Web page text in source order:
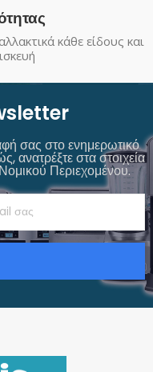
κάθε είδους και
σας στο ενημερωτικό
ανατρέξτε στα στοιχεία
Περιεχομένου.